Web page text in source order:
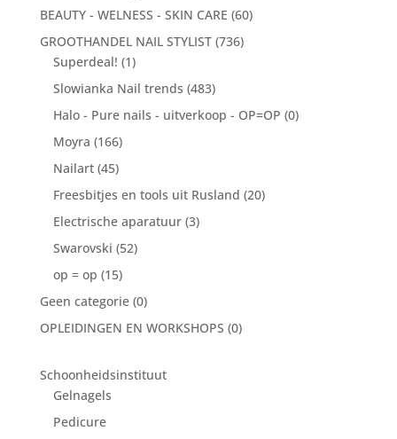
BEAUTY - WELNESS - SKIN CARE (60)
GROOTHANDEL NAIL STYLIST (736)
Superdeal! (1)
Slowianka Nail trends (483)
Halo - Pure nails - uitverkoop - OP=OP (0)
Moyra (166)
Nailart (45)
Freesbitjes en tools uit Rusland (20)
Electrische aparatuur (3)
Swarovski (52)
op = op (15)
Geen categorie (0)
OPLEIDINGEN EN WORKSHOPS (0)
Schoonheidsinstituut
Gelnagels
Pedicure